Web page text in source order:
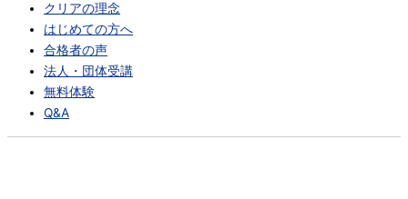
クリアの理念
はじめての方へ
合格者の声
法人・団体受講
無料体験
Q&A